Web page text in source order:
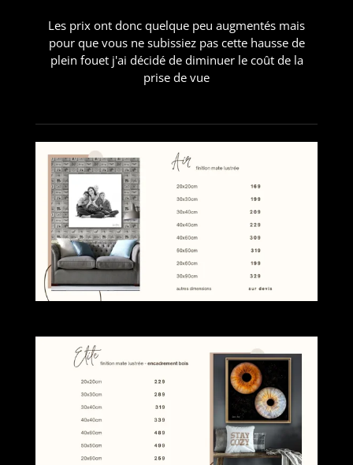
Les prix ont donc quelque peu augmentés mais
pour que vous ne subissiez pas cette hausse de
plein fouet j'ai décidé de diminuer le coût de la
prise de vue